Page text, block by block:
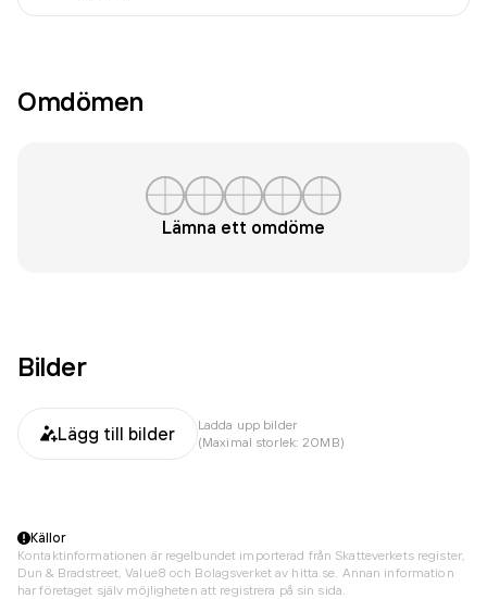
Omdömen
Lämna ett omdöme
Bilder
Lägg till bilder
Ladda upp bilder
(Maximal storlek: 20MB)
Källor
Kontaktinformationen är regelbundet importerad från Skatteverkets register,
Dun & Bradstreet, Value8 och Bolagsverket av hitta.se. Annan information
har företaget själv möjligheten att registrera på sin sida.